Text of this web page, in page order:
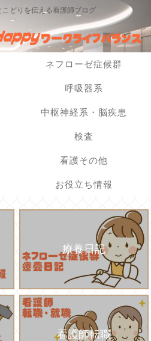
どりを伝える看護師ブログ
ネフローゼ症候群
呼吸器系
中枢神経系・脳疾患
検査
看護その他
お役立ち情報
療養日記
看護師転職